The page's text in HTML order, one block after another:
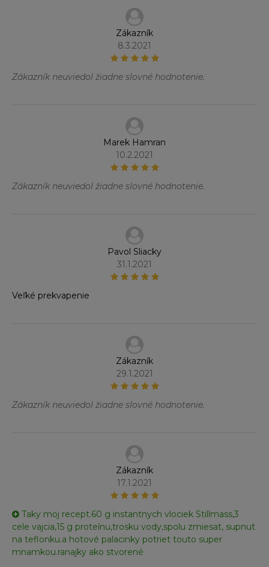
Zákazník
8.3.2021
Zákazník neuviedol žiadne slovné hodnotenie.
Marek Hamran
10.2.2021
Zákazník neuviedol žiadne slovné hodnotenie.
Pavol Sliacky
31.1.2021
Veľké prekvapenie
Zákazník
29.1.2021
Zákazník neuviedol žiadne slovné hodnotenie.
Zákazník
17.1.2021
Taky moj recept.60 g instantnych vlociek Stillmass,3
cele vajcia,15 g proteínu,trosku vody,spolu zmiesat, supnut
na teflonku.a hotové palacinky potriet touto super
mnamkou.ranajky ako stvorené